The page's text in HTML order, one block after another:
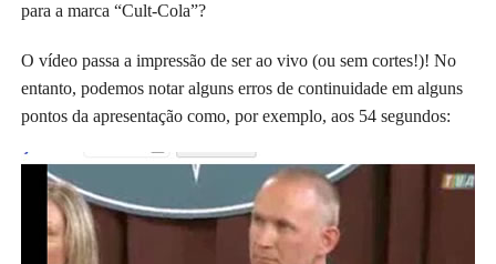
para a marca “Cult-Cola”?
O vídeo passa a impressão de ser ao vivo (ou sem cortes!)! No
entanto, podemos notar alguns erros de continuidade em alguns
pontos da apresentação como, por exemplo, aos 54 segundos: